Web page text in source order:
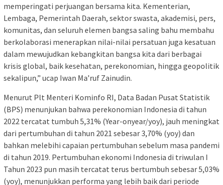
memperingati perjuangan bersama kita. Kementerian,
Lembaga, Pemerintah Daerah, sektor swasta, akademisi, pers,
komunitas, dan seluruh elemen bangsa saling bahu membahu
berkolaborasi menerapkan nilai-nilai persatuan juga kesatuan
dalam mewujudkan kebangkitan bangsa kita dari berbagai
krisis global, baik kesehatan, perekonomian, hingga geopolitik
sekalipun,” ucap Iwan Ma’ruf Zainudin.
Menurut Plt Menteri Kominfo RI, Data Badan Pusat Statistik
(BPS) menunjukan bahwa perekonomian Indonesia di tahun
2022 tercatat tumbuh 5,31% (Year-onyear/yoy), jauh meningkat
dari pertumbuhan di tahun 2021 sebesar 3,70% (yoy) dan
bahkan melebihi capaian pertumbuhan sebelum masa pandemi
di tahun 2019. Pertumbuhan ekonomi Indonesia di triwulan I
Tahun 2023 pun masih tercatat terus bertumbuh sebesar 5,03%
(yoy), menunjukkan performa yang lebih baik dari periode